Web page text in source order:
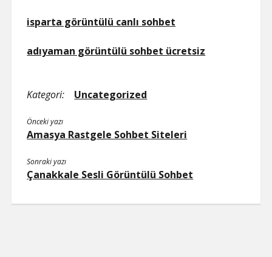
isparta görüntülü canlı sohbet
adıyaman görüntülü sohbet ücretsiz
Kategori: Uncategorized
Önceki yazı
Amasya Rastgele Sohbet Siteleri
Sonraki yazı
Çanakkale Sesli Görüntülü Sohbet